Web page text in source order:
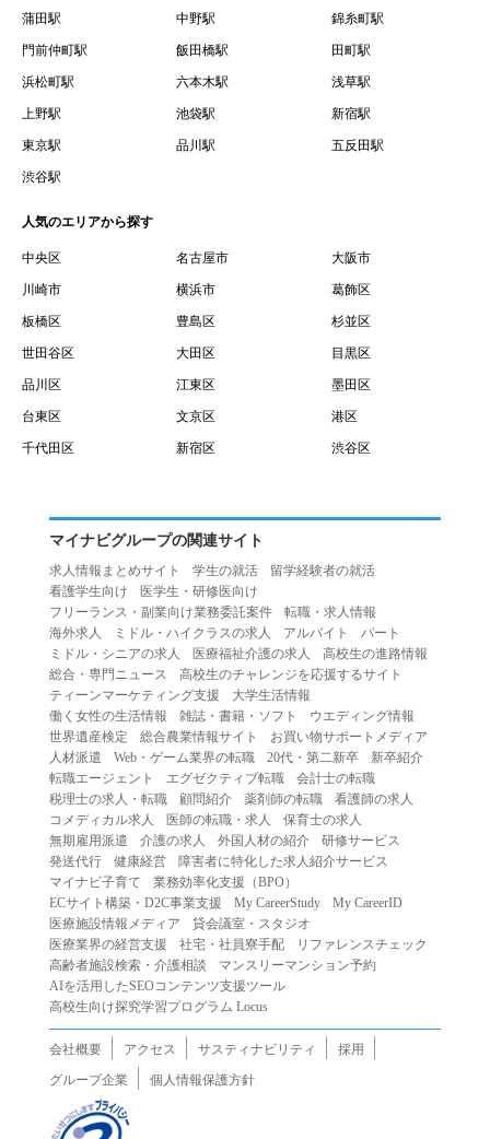
進を目的とした会員制度を意味します。
借契約書およびオプション注文書を意味します。
９.「契約期間開始日」とは、定期建物賃貸借契約（以下
「賃貸借契約」と言います）の開始日のことで、利用者の
賃借権が発生する日を意味します。
するために、選んだ物件を保留することを意味します。
１１.「予約情報」とは、物件を予約するために必要な当社
所定の情報を意味します。物件情報や期間、オプション等
１２.「キャンセル」とは、賃貸借契約締結後から契約期間
開始日前までに、利用者が賃貸借契約を解除することを意
味します。
１３.「中途解約」とは、賃貸借契約期間の途中で、利用者
１.利用者は、本サービスを利用する上で次の各号に定める
とします。
（１）重複、虚偽の情報、または自己以外の情報を登録す
る行為
（２）第三者になりすまして本サービスを利用する行為
（３）当社または第三者の著作権等の知的財産権、プライ
バシー、その他の権利を侵害する行為
（４）当社または第三者を誹謗中傷する行為
（５）当社または第三者に不利益を与える行為
（６）営利を目的とした行為
（７）政治・選挙・宗教活動またはそれらに類する行為
（８）本サービスの運営を妨害する行為
（９）法令違反、犯罪行為、または公序良俗に反する行為
（１０）暴力的な要求行為、または法的な責任を超えた不
当な要求行為
（１１）その他当社が不適切であると判断する行為
２.当社は、前項の定めに該当する行為を行った利用者に対
の提供を停止または中断することができるものとします。
第５条（免責）
１.当社は、本サービスの利用（これらに伴う当社または第
三者の情報提供行為等を含みます）により、利用者に生じ
蒲田駅 中野駅 錦糸町駅
門前仲町駅 飯田橋駅 田町駅
浜松町駅 六本木駅 浅草駅
上野駅 池袋駅 新宿駅
東京駅 品川駅 五反田駅
渋谷駅
人気のエリアから探す
中央区 名古屋市 大阪市
川崎市 横浜市 葛飾区
板橋区 豊島区 杉並区
世田谷区 大田区 目黒区
品川区 江東区 墨田区
台東区 文京区 港区
千代田区 新宿区 渋谷区
マイナビグループの関連サイト
求人情報まとめサイト 学生の就活
留学経験者の就活
看護学生向け
医学生・研修医向け
フリーランス・副業向け業務委託案件
転職・求人情報
海外求人
ミドル・ハイクラスの求人 アルバイト
パート
ミドル・シニアの求人
医療福祉介護の求人
高校生の進路情報
総合・専門ニュース
高校生のチャレンジを応援するサイト
ティーンマーケティング支援
大学生活情報
働く女性の生活情報
雑誌・書籍・ソフト
ウエディング情報
世界遺産検定
総合農業情報サイト
お買い物サポートメディア
人材派遣
Web・ゲーム業界の転職 20代・第二新卒
新卒紹介
転職エージェント
エグゼクティブ転職
会計士の転職
税理士の求人・転職
顧問紹介 薬剤師の転職
看護師の求人
コメディカル求人
医師の転職・求人
保育士の求人
無期雇用派遣
介護の求人 外国人材の紹介
研修サービス
発送代行
健康経営
障害者に特化した求人紹介サービス
マイナビ子育て
業務効率化支援（BPO）
ECサイト構築・D2C事業支援
My CareerStudy
My CareerID
医療施設情報メディア
貸会議室・スタジオ
医療業界の経営支援
社宅・社員寮手配
リファレンスチェック
高齢者施設検索・介護相談
マンスリーマンション予約
AIを活用したSEOコンテンツ支援ツール
高校生向け探究学習プログラム Locus
会社概要 アクセス サスティナビリティ
採用
グループ企業
個人情報保護方針